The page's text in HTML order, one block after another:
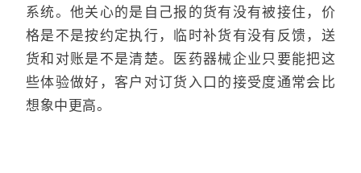
系统。他关心的是自己报的货有没有被接住，价
格是不是按约定执行，临时补货有没有反馈，送
货和对账是不是清楚。医药器械企业只要能把这
些体验做好，客户对订货入口的接受度通常会比
想象中更高。